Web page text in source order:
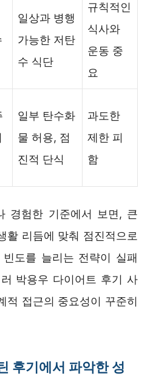
일상과 병행
가능한 저탄
수 식단
규칙적인
식사와
운동 중
요
일부 탄수화
물 허용, 점
진적 단식
과도한
제한 피
함
경험한 기준에서 보면, 큰
활 리듬에 맞춰 점진적으로
도를 늘리는 전략이 실패
박용우 다이어트 후기 사
적 접근의 중요성이 꾸준히
후기에서 파악한 성